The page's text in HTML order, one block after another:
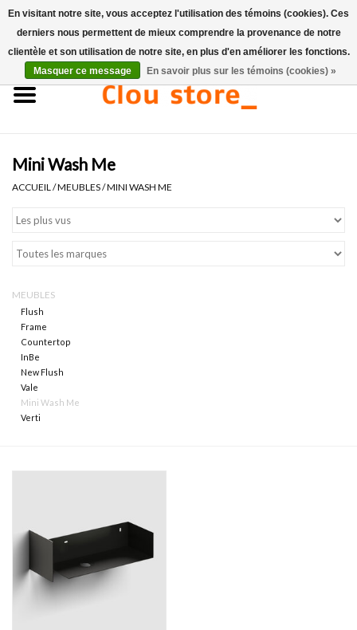
Accueil
Ensembles de lave-mains
Toilettes
Robinets & vidanges
Meubles
Miroirs
Mini Wash Me
ACCUEIL /MEUBLES/MINI WASH ME
MEUBLES
Flush
Frame
Countertop
InBe
New Flush
Vale
Mini Wash Me
Verti
En visitant notre site, vous acceptez l'utilisation des témoins (cookies). Ces
derniers nous permettent de mieux comprendre la provenance de notre
clientèle et son utilisation de notre site, en plus d'en améliorer les fonctions.
Masquer ce message
En savoir plus sur les témoins (cookies) »